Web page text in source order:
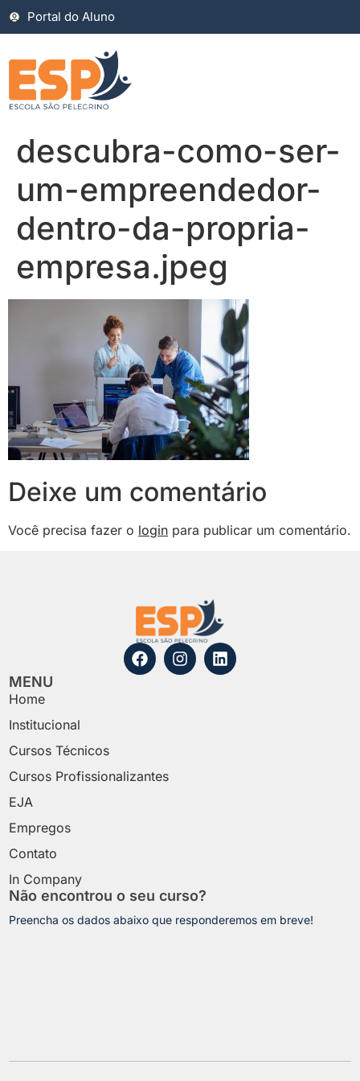
Portal do Aluno
descubra-como-ser-
um-empreendedor-
dentro-da-propria-
empresa.jpeg
Deixe um comentário
Você precisa fazer o login para publicar um comentário.
MENU
Home
Institucional
Cursos Técnicos
Cursos Profissionalizantes
EJA
Empregos
Contato
In Company
Não encontrou o seu curso?
Preencha os dados abaixo que responderemos em breve!